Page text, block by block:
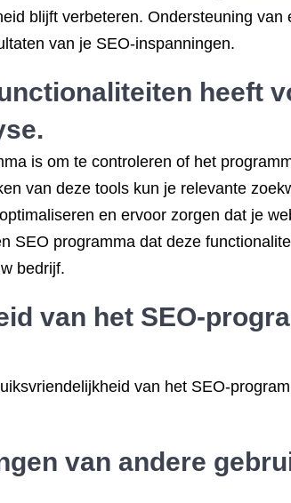
blijft verbeteren. Ondersteuning
van je SEO-inspanningen.
heeft
is om te controleren of het
van deze tools kun je relevante
en ervoor zorgen dat je
SEO programma dat deze
bedrijf.
van het SEO-
van het SEO-
van andere